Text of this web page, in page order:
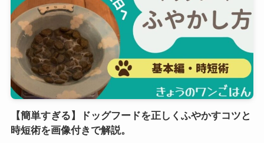
【簡単すぎる】ドッグフードを正しくふやかすコツと
時短術を画像付きで解説。